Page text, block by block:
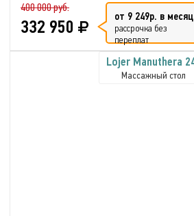
400 000 руб.
332 950 от 9 249р. в месяц
рассрочка без
переплат
Lojer Manuthera
Массажный стол